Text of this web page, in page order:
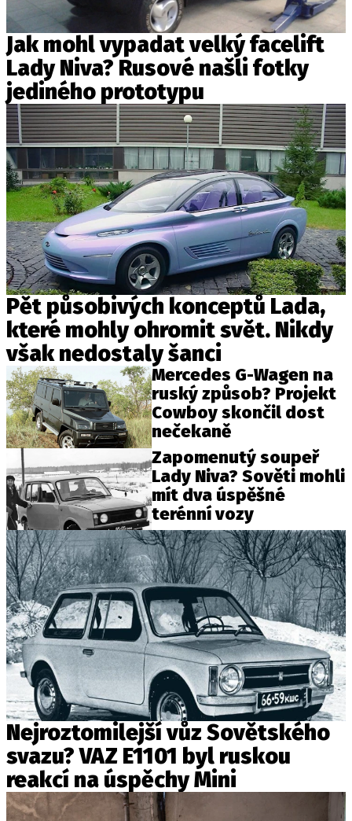
Jak mohl vypadat velký facelift
Lady Niva? Rusové našli fotky
jediného prototypu
Pět působivých konceptů Lada,
které mohly ohromit svět. Nikdy
však nedostaly šanci
Mercedes G-Wagen na
ruský způsob? Projekt
Cowboy skončil dost
nečekaně
Zapomenutý soupeř
Lady Niva? Sověti mohli
mít dva úspěšné
terénní vozy
Nejroztomilejší vůz Sovětského
svazu? VAZ E1101 byl ruskou
reakcí na úspěchy Mini